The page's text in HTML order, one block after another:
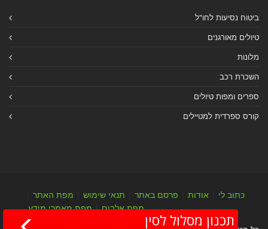
ביטוח נסיעות לחו"ל
טיולים מאורגנים
מלונות
השכרת רכב
ספרים ומפות טיולים
קורס ספרדית למטיילים
כתוב לי אודות פרסם באתר תנאי שימוש מפת האתר
מפת אלבום|מפת מאמרי מידע
תכנון מסלול לסין